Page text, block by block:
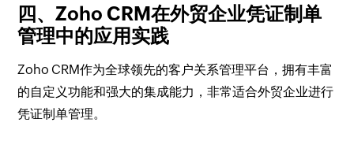
四、Zoho CRM在外贸企业凭证制单
管理中的应用实践
Zoho CRM作为全球领先的客户关系管理平台，拥有丰富
的自定义功能和强大的集成能力，非常适合外贸企业进行
凭证制单管理。